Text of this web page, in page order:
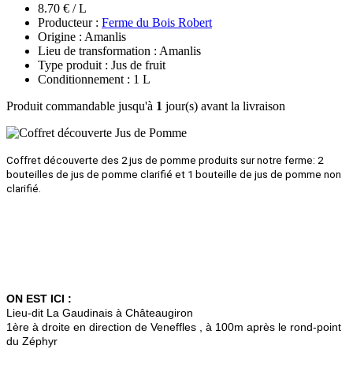
8.70 € / L
Producteur : Ferme du Bois Robert
Origine : Amanlis
Lieu de transformation : Amanlis
Type produit : Jus de fruit
Conditionnement : 1 L
Produit commandable jusqu'à 1 jour(s) avant la livraison
Coffret découverte des 2 jus de pomme produits sur notre ferme: 2
bouteilles de jus de pomme clarifié et 1 bouteille de jus de pomme non
clarifié.
ON EST ICI :
Lieu-dit La Gaudinais à Châteaugiron
1ère à droite en direction de Veneffles , à 100m après le rond-point
du Zéphyr